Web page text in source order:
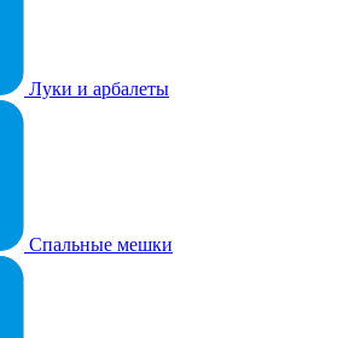
Луки и арбалеты
Спальные мешки